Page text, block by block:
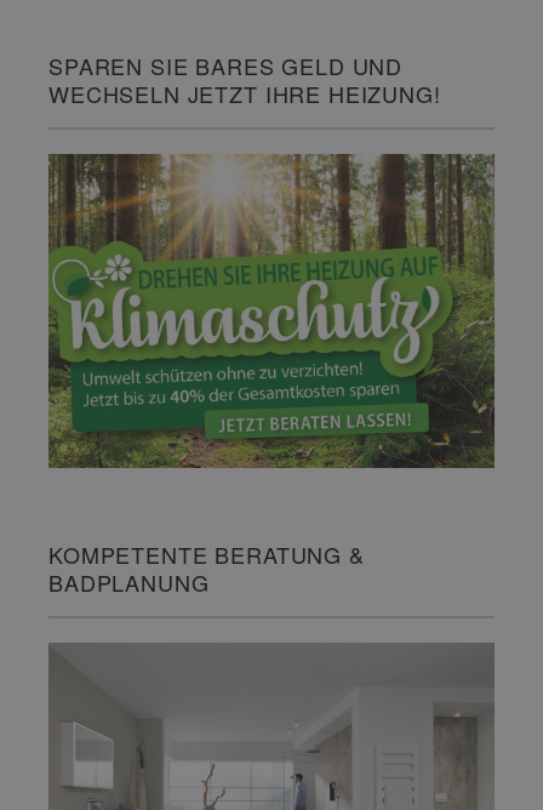
SPAREN SIE BARES GELD UND
WECHSELN JETZT IHRE HEIZUNG!
KOMPETENTE BERATUNG &
BADPLANUNG